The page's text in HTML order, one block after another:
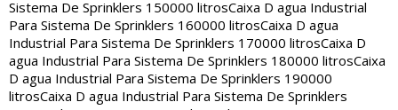
Sistema De Sprinklers 150000 litrosCaixa D agua Industrial
Para Sistema De Sprinklers 160000 litrosCaixa D agua
Industrial Para Sistema De Sprinklers 170000 litrosCaixa D
agua Industrial Para Sistema De Sprinklers 180000 litrosCaixa
D agua Industrial Para Sistema De Sprinklers 190000
litrosCaixa D agua Industrial Para Sistema De Sprinklers